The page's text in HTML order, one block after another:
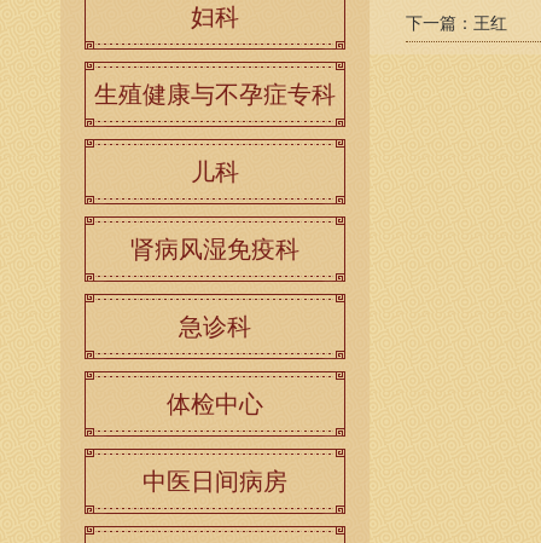
下一篇： 王红
妇科
生殖健康与不孕症专科
儿科
肾病风湿免疫科
急诊科
体检中心
中医日间病房